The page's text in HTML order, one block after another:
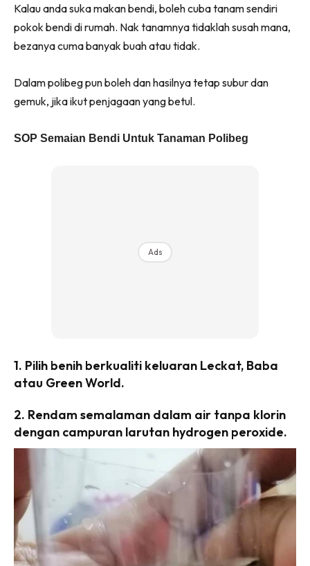
Casa Impiana
Impiana Makeover
Makeover Ruang Selebriti
Hotel
Kafe
Lahar Dekor
Sembang Dekor
Tip Laman
Hub Ideaktiv
(Twitter)
Kalau anda suka makan bendi, boleh cuba tanam sendiri
pokok bendi di rumah. Nak tanamnya tidaklah susah mana,
bezanya cuma banyak buah atau tidak.
Dalam polibeg pun boleh dan hasilnya tetap subur dan
gemuk, jika ikut penjagaan yang betul.
SOP Semaian Bendi Untuk Tanaman Polibeg
Ads
1. Pilih benih berkualiti keluaran Leckat, Baba
atau Green World.
2. Rendam semalaman dalam air tanpa klorin
dengan campuran larutan hydrogen peroxide.